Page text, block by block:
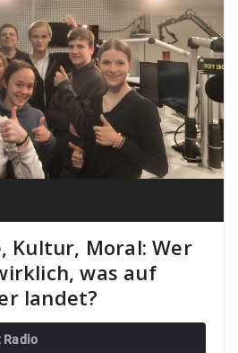
Kultur, Moral: Wer
was auf
landet?
Radio